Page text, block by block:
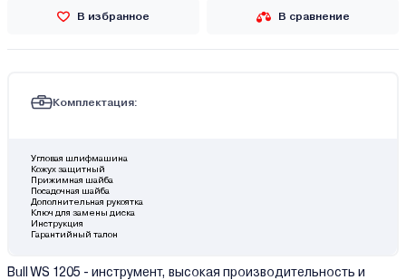
В избранное В сравнение
Комплектация:
Угловая шлифмашина
Кожух защитный
Прижимная шайба
Посадочная шайба
Дополнительная рукоятка
Ключ для замены диска
Инструкция
Гарантийный талон
Bull WS 1205 - инструмент, высокая производительность и